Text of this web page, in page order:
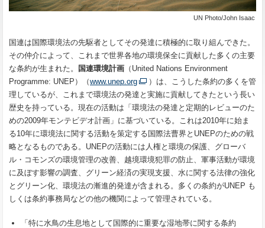
UN Photo/John Isaac
国連は国際環境法の先駆者としてその発達に積極的に取り組んできた。
その仲介によって、これまで世界各地の環境保全に貢献した多くの主要
な条約が生まれた。
国連環境計画 （United Nations Environment
Programme: UNEP）（www.unep.org
）は、こうした条約の多くを管
理しているが、これまで環境法の発達と実施に貢献してきたという長い
歴史を持っている。現在の活動は「環境法の発達と定期的レビューのた
めの2009年モンテビデオ計画」に基づいている。これは2010年に始ま
る10年に環境法に関する活動を策定する国際法曹界とUNEPのための戦
略となるものである。UNEPの活動には人権と環境の保護、グローバ
ル・コモンズの環境管理の改善、越境環境犯罪の防止、軍事活動が環境
に及ぼす影響の調査、グリーン経済の実現支援、水に関する法律の強化
とグリーン化、環境法の漸進的発達が含まれる。多くの条約がUNEP も
しくは条約事務局などの他の機関によって管理されている。
「特に水鳥の生息地として国際的に重要な湿地帯に関する条約